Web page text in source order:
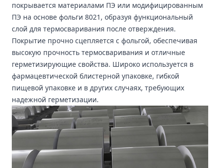
покрывается материалами ПЭ или модифицированным
ПЭ на основе фольги 8021, образуя функциональный
слой для термосваривания после отверждения.
Покрытие прочно сцепляется с фольгой, обеспечивая
высокую прочность термосваривания и отличные
герметизирующие свойства. Широко используется в
фармацевтической блистерной упаковке, гибкой
пищевой упаковке и в других случаях, требующих
надежной герметизации.